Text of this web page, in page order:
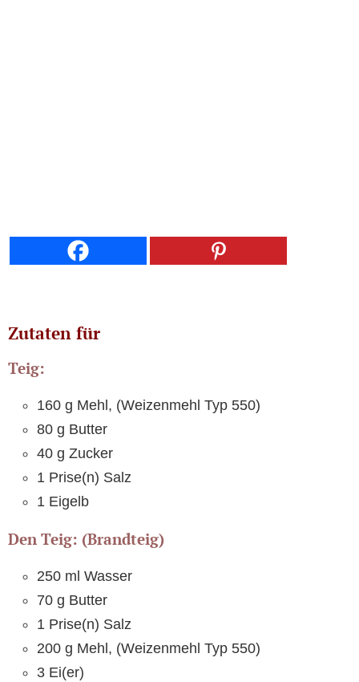
Zutaten für
Teig:
160 g Mehl, (Weizenmehl Typ 550)
80 g Butter
40 g Zucker
1 Prise(n) Salz
1 Eigelb
Den Teig: (Brandteig)
250 ml Wasser
70 g Butter
1 Prise(n) Salz
200 g Mehl, (Weizenmehl Typ 550)
3 Ei(er)